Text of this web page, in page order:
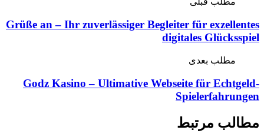
Grüße an – Ihr
Godz Kasino